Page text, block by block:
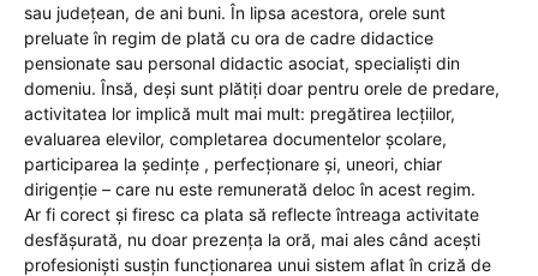
sau județean, de ani buni. În lipsa acestora, orele sunt
preluate în regim de plată cu ora de cadre didactice
pensionate sau personal didactic asociat, specialiști din
domeniu. Însă, deși sunt plătiți doar pentru orele de predare,
activitatea lor implică mult mai mult: pregătirea lecțiilor,
evaluarea elevilor, completarea documentelor școlare,
participarea la ședințe , perfecționare și, uneori, chiar
dirigenție – care nu este remunerată deloc în acest regim.
Ar fi corect și firesc ca plata să reflecte întreaga activitate
desfășurată, nu doar prezența la oră, mai ales când acești
profesioniști susțin funcționarea unui sistem aflat în criză de